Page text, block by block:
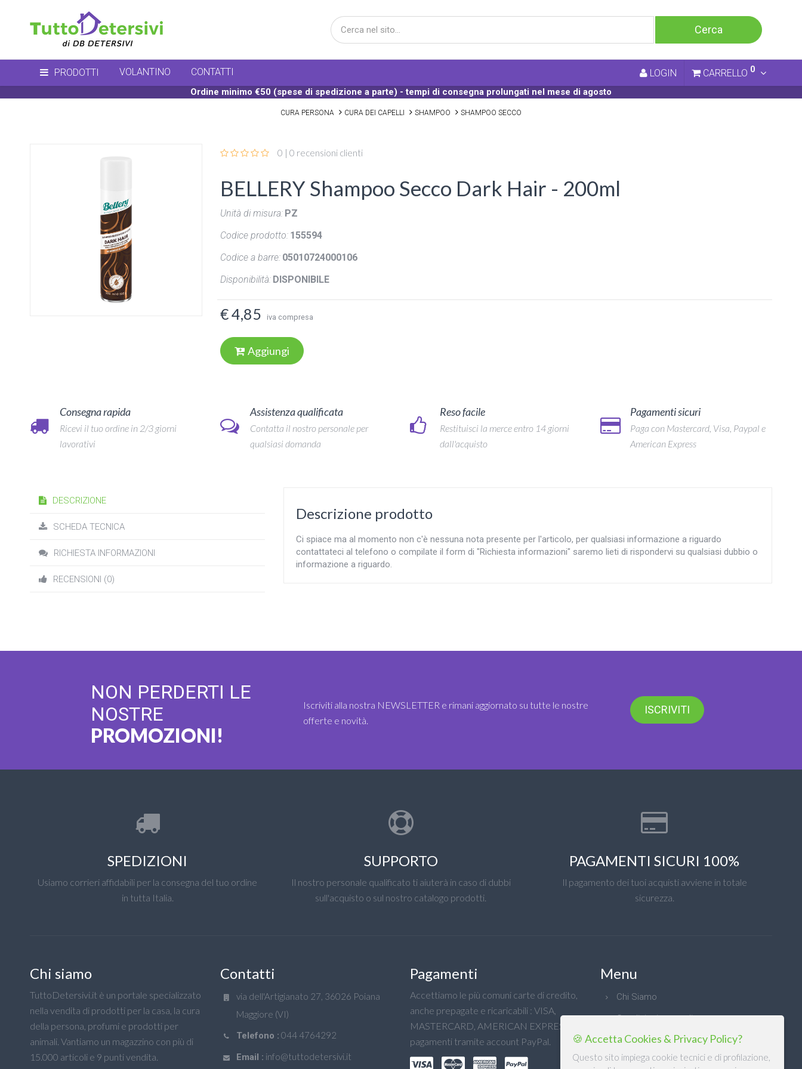
PRODOTTI VOLANTINO CONTATTI LOGIN CARRELLO 0
Ordine minimo €50 (spese di spedizione a parte) - tempi di consegna prolungati nel mese di agosto
CURA PERSONA CURA DEI CAPELLI SHAMPOO SHAMPOO SECCO
0 | 0 recensioni clienti
BELLERY Shampoo Secco Dark Hair - 200ml
Unità di misura: PZ
Codice prodotto: 155594
Codice a barre: 05010724000106
Disponibilità: DISPONIBILE
€ 4,85 iva compresa
Aggiungi
Consegna rapida
Ricevi il tuo ordine in 2/3 giorni
lavorativi
Assistenza qualificata
Contatta il nostro personale per
qualsiasi domanda
Reso facile
Restituisci la merce entro 14 giorni
dall'acquisto
Pagamenti sicuri
Paga con Mastercard, Visa, Paypal e
American Express
DESCRIZIONE
SCHEDA TECNICA
RICHIESTA INFORMAZIONI
RECENSIONI (0)
Descrizione prodotto
Ci spiace ma al momento non c'è nessuna nota presente per l'articolo, per qualsiasi informazione a riguardo
contattateci al telefono o compilate il form di "Richiesta informazioni" saremo lieti di rispondervi su qualsiasi dubbio o
informazione a riguardo.
NON PERDERTI LE
NOSTRE
PROMOZIONI!
Iscriviti alla nostra NEWSLETTER e rimani aggiornato su tutte le nostre
offerte e novità.
ISCRIVITI
SPEDIZIONI
Usiamo corrieri affidabili per la consegna del tuo ordine
in tutta Italia.
SUPPORTO
Il nostro personale qualificato ti aiuterà in caso di dubbi
sull'acquisto o sul nostro catalogo prodotti.
PAGAMENTI SICURI 100%
Il pagamento dei tuoi acquisti avviene in totale
sicurezza.
Chi siamo
TuttoDetersivi.it è un portale specializzato
nella vendita di prodotti per la casa, la cura
della persona, profumi e prodotti per
animali. Vantiamo un magazzino con più di
15.000 articoli e 9 punti vendita.
Contatti
via dell'Artigianato 27, 36026 Poiana
Maggiore (VI)
Telefono : 044 4764292
Email : info@tuttodetersivi.it
Pagamenti
Accettiamo le più comuni carte di credito,
anche prepagate e ricaricabili : VISA,
MASTERCARD, AMERICAN EXPRESS e
pagamenti tramite account PayPal.
Menu
Chi Siamo
Condizioni generali
Privacy
🍪 Accetta Cookies & Privacy Policy?
Questo sito impiega cookie tecnici e di profilazione,